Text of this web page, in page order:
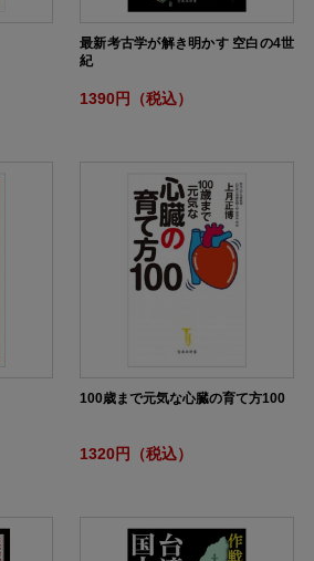
最新考古学が解き明かす 空白の4世
紀
1390円（税込）
100歳まで元気な心臓の育て方100
1320円（税込）